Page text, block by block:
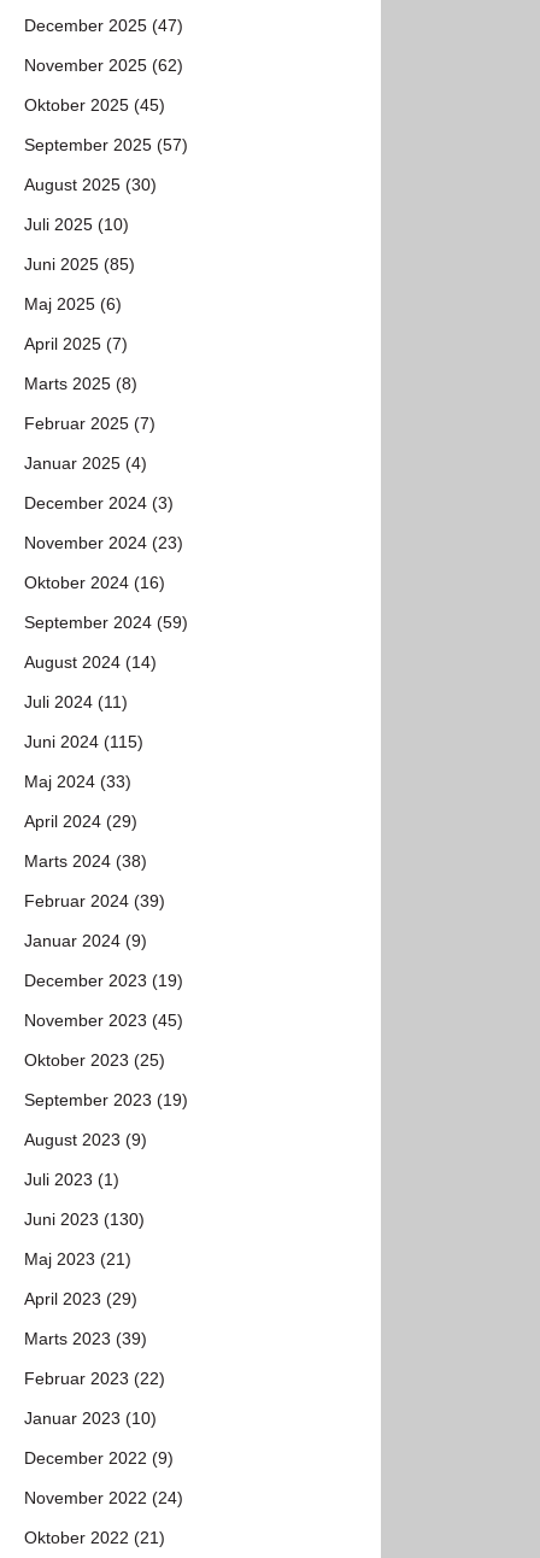
December 2025 (47)
November 2025 (62)
Oktober 2025 (45)
September 2025 (57)
August 2025 (30)
Juli 2025 (10)
Juni 2025 (85)
Maj 2025 (6)
April 2025 (7)
Marts 2025 (8)
Februar 2025 (7)
Januar 2025 (4)
December 2024 (3)
November 2024 (23)
Oktober 2024 (16)
September 2024 (59)
August 2024 (14)
Juli 2024 (11)
Juni 2024 (115)
Maj 2024 (33)
April 2024 (29)
Marts 2024 (38)
Februar 2024 (39)
Januar 2024 (9)
December 2023 (19)
November 2023 (45)
Oktober 2023 (25)
September 2023 (19)
August 2023 (9)
Juli 2023 (1)
Juni 2023 (130)
Maj 2023 (21)
April 2023 (29)
Marts 2023 (39)
Februar 2023 (22)
Januar 2023 (10)
December 2022 (9)
November 2022 (24)
Oktober 2022 (21)